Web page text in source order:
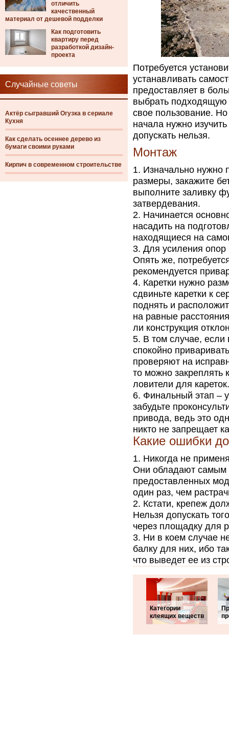
отличить
качественный
материал от дешевой подделки
Как подготовить
квартиру перед
разработкой дизайн-
проекта
Случайные советы
Актёр сыгравший Огузка в сериале
Кухня
Как сделать осеннее дерево из
бумаги своими руками
Кирпич в современном строительстве
Потребуется
устанавливать
предоставляет в
выбрать подходящую
свое пользование.
начала нужно
допускать нельзя.
Монтаж
Изначально нужно
размеры, закажите
выполните заливку
затвердевания.
Начинается
насадить на
находящиеся на
Для усиления
Опять же,
рекомендуется
Каретки нужно
сдвиньте каретки к
поднять и
на равные
ли конструкция
В том случае, если
спокойно
проверяют на
то можно закреплять
ловители для кареток.
Финальный этап –
забудьте
привода, ведь это
никто не запрещает
Какие ошибки
Никогда не
Они обладают самым
предоставленных
один раз, чем
Кстати, крепеж
Нельзя допускать
через площадку для
Ни в коем случае
балку для них, ибо
что выведет ее из
Категории
клеящих веществ